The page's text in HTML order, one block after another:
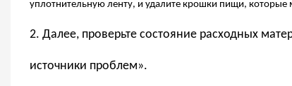
уплотнительную ленту, и удалите крошки пищи, которые
2. Далее, проверьте состояние расходных
источники проблем».